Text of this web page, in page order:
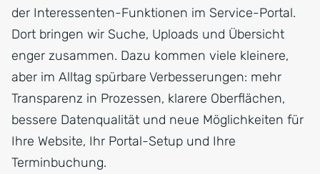
der Interessenten-Funktionen im Service-Portal.
Dort bringen wir Suche, Uploads und Übersicht
enger zusammen. Dazu kommen viele kleinere,
aber im Alltag spürbare Verbesserungen: mehr
Transparenz in Prozessen, klarere Oberflächen,
bessere Datenqualität und neue Möglichkeiten für
Ihre Website, Ihr Portal-Setup und Ihre
Terminbuchung.